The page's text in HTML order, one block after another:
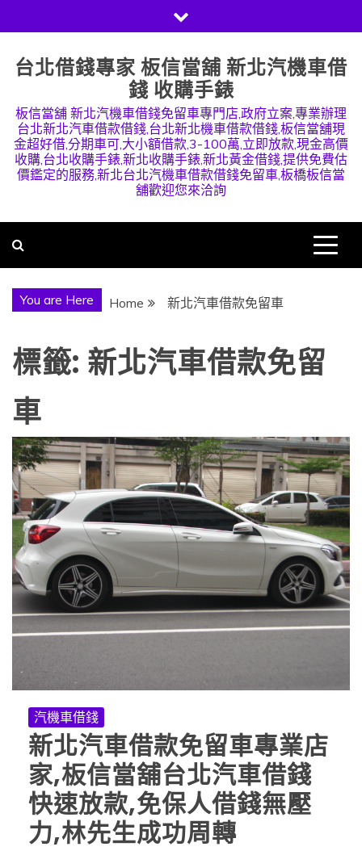
to
content
台北借錢專家 板信當舖 新北汽機車借
錢 收購手錶
板信當舖 新北汽機車借錢免留車專門店,政府立案,專業辦理
台北新北汽車借款借錢,台北新北機車借款借錢,板信當舖現
金超好借,分期車可,大小額借款,3-100萬,立即放款,現金高價
收購,台北收購手錶,新北收購手錶,新北黃金借錢,提供免費估
價鑑定的服務,新北台北汽機車借款借錢免留車,板橋板信當
舖歡迎您來洽詢
You are Here Home 新北汽車借款免留車
標籤: 新北汽車借款免留
車
汽機車借錢
新北汽車借款免留車專業店
家,板信當舖台北汽車借錢
快速放款,免保人借錢無壓
力,林先生成功周轉